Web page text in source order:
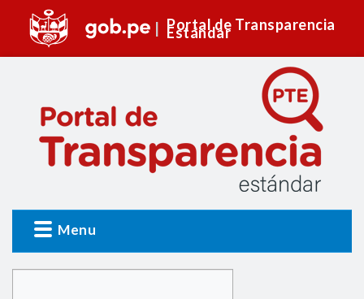
Portal de Transparencia
Estándar
Menu